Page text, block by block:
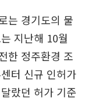
는 경기도의 물
지난해 10월
한 정주환경 조
터 신규 인허가
랐던 허가 기준